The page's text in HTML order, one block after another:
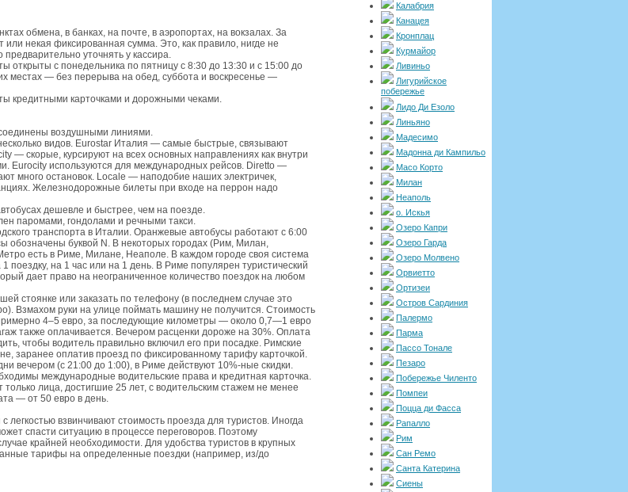
обмена, в банках, на почте, в аэропортах, на вокзалах. За
некая фиксированная сумма. Это, как правило, нигде не
уточнять у кассира.
открыты с понедельника по пятницу с 8:30 до 13:30 и с 15:00 до
местах — без перерыва на обед, суббота и воскресенье —
кредитными карточками и дорожными чеками.
воздушными линиями.
видов. Eurostar Италия — самые быстрые, связывают
— скорые, курсируют на всех основных направлениях как внутри
Eurocity используются для международных рейсов. Diretto —
много остановок. Locale — наподобие наших электричек,
Железнодорожные билеты при входе на перрон надо
дешевле и быстрее, чем на поезде.
паромами, гондолами и речными такси.
транспорта в Италии. Оранжевые автобусы работают с 6:00
обозначены буквой N. В некоторых городах (Рим, Милан,
есть в Риме, Милане, Неаполе. В каждом городе своя система
поездку, на 1 час или на 1 день. В Риме популярен туристический
дает право на неограниченное количество поездок на любом
стоянке или заказать по телефону (в последнем случае это
Взмахом руки на улице поймать машину не получится. Стоимость
4–5 евро, за последующие километры — около 0,7—1 евро
также оплачивается. Вечером расценки дороже на 30%. Оплата
чтобы водитель правильно включил его при посадке. Римские
заранее оплатив проезд по фиксированному тарифу карточкой.
вечером (с 21:00 до 1:00), в Риме действуют 10%-ные скидки.
международные водительские права и кредитная карточка.
только лица, достигшие 25 лет, с водительским стажем не менее
— от 50 евро в день.
легкостью взвинчивают стоимость проезда для туристов. Иногда
спасти ситуацию в процессе переговоров. Поэтому
крайней необходимости. Для удобства туристов в крупных
тарифы на определенные поездки (например, из/до
Калабрия
Канацея
Кронплац
Курмайор
Ливиньо
Лигурийское
побережье
Лидо Ди Езоло
Линьяно
Мадесимо
Мадонна ди Кампильо
Масо Корто
Милан
Неаполь
о. Искья
Озеро Капри
Озеро Гарда
Озеро Молвено
Орвиетто
Ортизеи
Остров Сардиния
Палермо
Парма
Пассо Тонале
Пезаро
Побережье Чиленто
Помпеи
Поцца ди Фасса
Рапалло
Рим
Сан Ремо
Санта Катерина
Сиены